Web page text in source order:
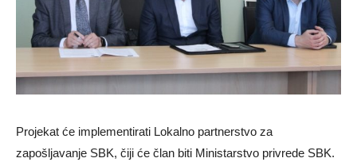
Projekat će implementirati Lokalno partnerstvo za
zapošljavanje SBK, čiji će član biti Ministarstvo privrede SBK.